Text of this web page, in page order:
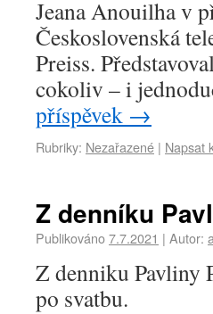
Jeana Anouilha v
Československá
Preiss.
cokoliv – i
příspěvek →
Rubriky: Nezařazené | Napsat
Z denníku
Publikováno7.7.2021 | Autor:
Z denniku Pavliny
po svatbu.